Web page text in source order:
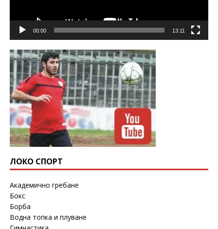
00:00 13:11
ЛОКО СПОРТ
Академично гребане
Бокс
Борба
Водна топка и плуване